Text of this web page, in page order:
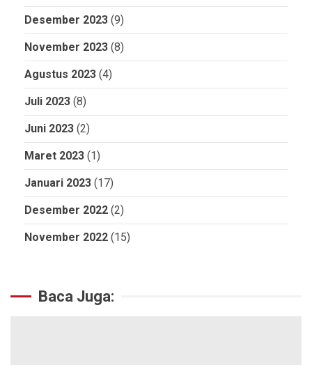
Desember 2023 (9)
November 2023 (8)
Agustus 2023 (4)
Juli 2023 (8)
Juni 2023 (2)
Maret 2023 (1)
Januari 2023 (17)
Desember 2022 (2)
November 2022 (15)
Baca Juga: